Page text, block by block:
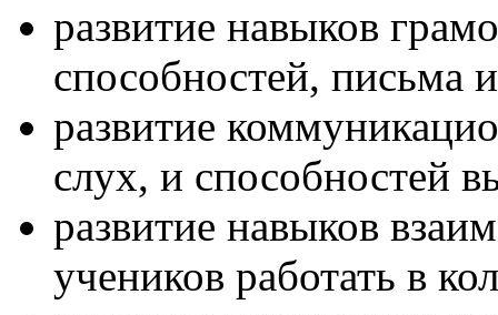
развитие навыков
способностей, письма
развитие
слух, и способностей
развитие навыков
учеников работать в